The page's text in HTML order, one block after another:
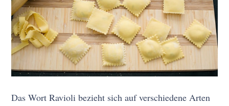
Das Wort Ravioli bezieht sich auf verschiedene Arten